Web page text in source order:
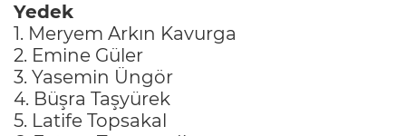
Yedek
1. Meryem Arkın Kavurga
2. Emine Güler
3. Yasemin Üngör
4. Büşra Taşyürek
5. Latife Topsakal